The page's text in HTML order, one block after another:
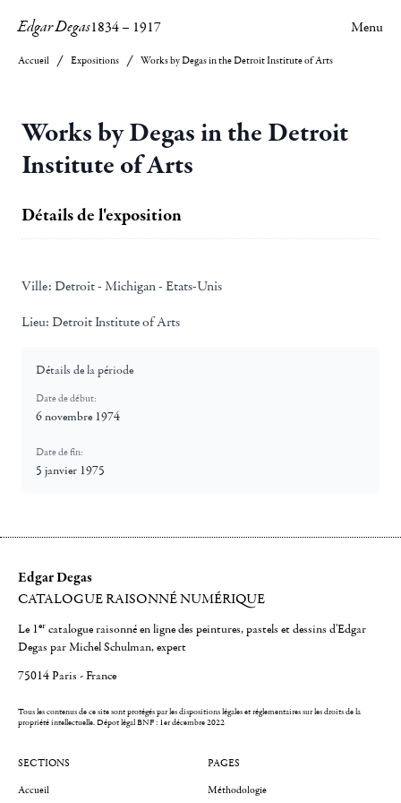
Edgar Degas1834– 1917 Menu
Accueil Expositions Works by Degas in the Detroit Institute of Arts
Works by Degas in the Detroit
Institute of Arts
Détails de l'exposition
Ville: Detroit - Michigan - Etats-Unis
Lieu: Detroit Institute of Arts
Détails de la période
Date de début:
6 novembre 1974
Date de fin:
5 janvier 1975
Edgar Degas
CATALOGUE RAISONNÉ NUMÉRIQUE
Le 1er catalogue raisonné en ligne des peintures, pastels et dessins d'Edgar
Degas par Michel Schulman, expert
75014 Paris - France
Tous les contenus de ce site sont protégés par les dispositions légales et réglementaires sur les droits de la
propriété intellectuelle.Dépot légal BNF : 1er décembre 2022
SECTIONS
Accueil
PAGES
Méthodologie